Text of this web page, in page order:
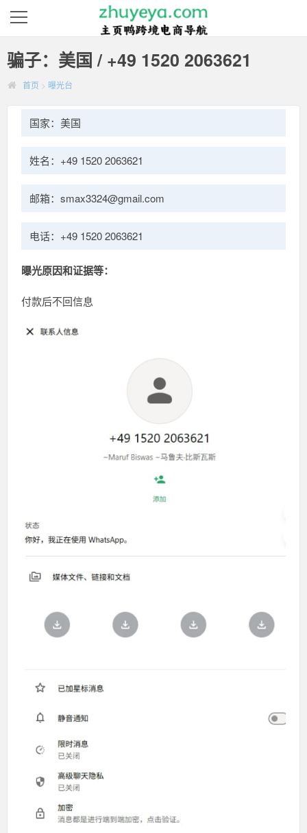
骗子：美国 / +49 1520 2063621
首页 > 曝光台
国家：美国
姓名：+49 1520 2063621
邮箱：smax3324@gmail.com
电话：+49 1520 2063621
曝光原因和证据等：
付款后不回信息